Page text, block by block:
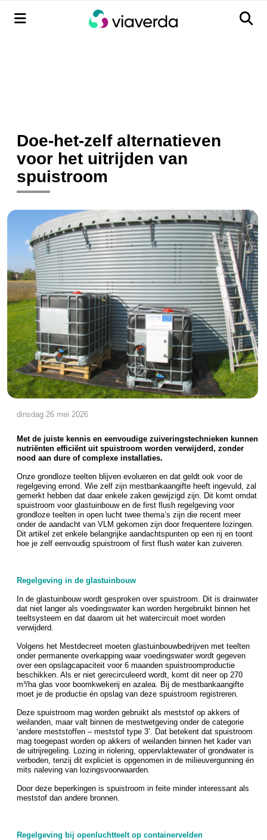
Menu Menu
Doe-het-zelf alternatieven
voor het uitrijden van
spuistroom
dinsdag 26 mei 2026
Met de juiste kennis en eenvoudige zuiveringstechnieken kunnen
nutriënten efficiënt uit spuistroom worden verwijderd, zonder
nood aan dure of complexe installaties.
Onze grondloze teelten blijven evolueren en dat geldt ook voor de
regelgeving errond. Wie zelf zijn mestbankaangifte heeft ingevuld, zal
gemerkt hebben dat daar enkele zaken gewijzigd zijn. Dit komt omdat
spuistroom voor glastuinbouw en de first flush regelgeving voor
grondloze teelten in open lucht twee thema’s zijn die recent meer
onder de aandacht van VLM gekomen zijn door frequentere lozingen.
Dit artikel zet enkele belangrijke aandachtspunten op een rij en toont
hoe je zelf eenvoudig spuistroom of first flush water kan zuiveren.
Regelgeving in de glastuinbouw
In de glastuinbouw wordt gesproken over spuistroom. Dit is drainwater
dat niet langer als voedingswater kan worden hergebruikt binnen het
teeltsysteem en dat daarom uit het watercircuit moet worden
verwijderd.
Volgens het Mestdecreet moeten glastuinbouwbedrijven met teelten
onder permanente overkapping waar voedingswater wordt gegeven
over een opslagcapaciteit voor 6 maanden spuistroomproductie
beschikken. Als er niet gerecirculeerd wordt, komt dit neer op 270
m³/ha glas voor boomkwekerij en azalea. Bij de mestbankaangifte
moet je de productie én opslag van deze spuistroom registreren.
Deze spuistroom mag worden gebruikt als meststof op akkers of
weilanden, maar valt binnen de mestwetgeving onder de categorie
‘andere meststoffen – meststof type 3’. Dat betekent dat spuistroom
mag toegepast worden op akkers of weilanden binnen het kader van
de uitrijregeling. Lozing in riolering, oppervlaktewater of grondwater is
verboden, tenzij dit expliciet is opgenomen in de milieuvergunning én
mits naleving van lozingsvoorwaarden.
Door deze beperkingen is spuistroom in feite minder interessant als
meststof dan andere bronnen.
Regelgeving bij openluchtteelt op containervelden